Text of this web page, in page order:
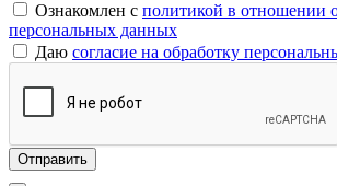
Ознакомлен с политикой в отношении
персональных данных
Даю согласие на обработку